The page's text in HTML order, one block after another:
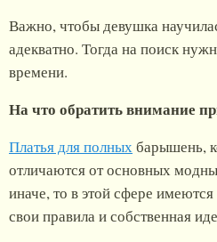
Важно, чтобы девушка
адекватно. Тогда на поиск
времени.
На что обратить внимание
Платья для полныхбарышень,
отличаются от основных
иначе, то в этой сфере
свои правила и собственная